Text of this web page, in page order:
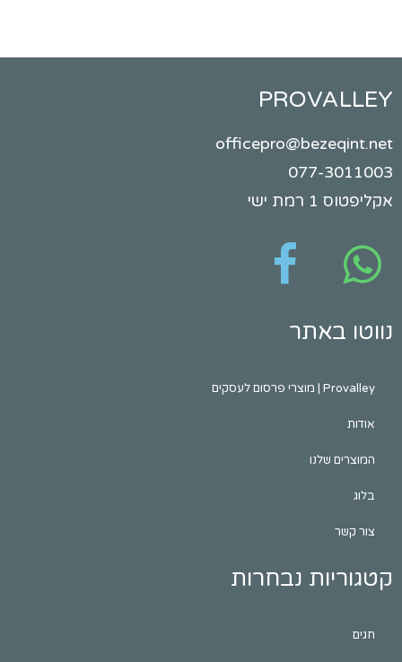
PROVALLEY
officepro@bezeqint.net
077-3011003
אקליפטוס 1 רמת ישי
נווטו באתר
Provalley | מוצרי פרסום לעסקים
אודות
המוצרים שלנו
בלוג
צור קשר
קטגוריות נבחרות
חגים